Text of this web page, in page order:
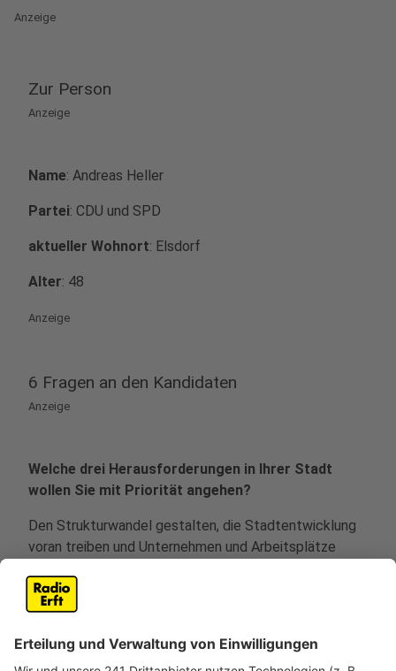
Anzeige
Zur Person
Anzeige
Name: Andreas Heller
Partei: CDU und SPD
aktueller Wohnort: Elsdorf
Alter: 48
Anzeige
6 Fragen an den Kandidaten
Anzeige
Welche drei Herausforderungen in Ihrer Stadt
wollen Sie mit Priorität angehen?
Den Strukturwandel gestalten, die Stadtentwicklung
voran treiben und Unternehmen und Arbeitsplätze
Was können Sie besser als Ihr Mitbewerber?
Die Menschen verbinden, eine Verwaltung leiten und